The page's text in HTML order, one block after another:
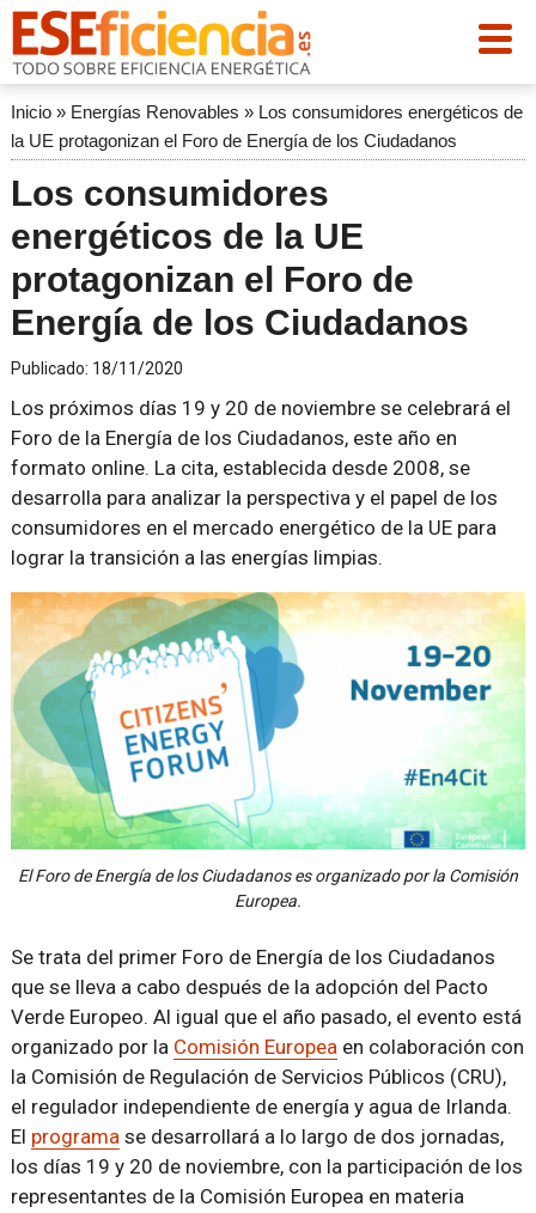
Inicio» Energías Renovables » Los consumidores energéticos de
la UE protagonizan el Foro de Energía de los Ciudadanos
Los consumidores
energéticos de la UE
protagonizan el Foro de
Energía de los Ciudadanos
Publicado: 18/11/2020
Los próximos días 19 y 20 de noviembre se celebrará el
Foro de la Energía de los Ciudadanos, este año en
formato online. La cita, establecida desde 2008, se
desarrolla para analizar la perspectiva y el papel de los
consumidores en el mercado energético de la UE para
lograr la transición a las energías limpias.
El Foro de Energía de los Ciudadanos es organizado por la Comisión
Europea.
Se trata del primer Foro de Energía de los Ciudadanos
que se lleva a cabo después de la adopción del Pacto
Verde Europeo. Al igual que el año pasado, el evento está
organizado por la Comisión Europeaen colaboración con
la Comisión de Regulación de Servicios Públicos (CRU),
el regulador independiente de energía y agua de Irlanda.
El programase desarrollará a lo largo de dos jornadas,
los días 19 y 20 de noviembre, con la participación de los
representantes de la Comisión Europea en materia